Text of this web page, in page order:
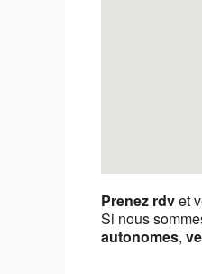
Prenez rdvet
Si nous
autonomes,